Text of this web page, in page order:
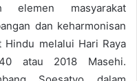
elemen masyarakat
dan keharmonisan
melalui Hari Raya
atau 2018 Masehi.